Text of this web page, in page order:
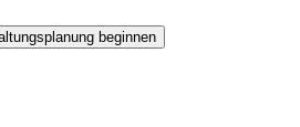
beginnen